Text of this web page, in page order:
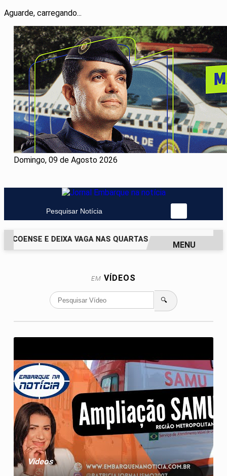
Aguarde, carregando...
Domingo, 09 de Agosto 2026
Pesquisar Notícia
E DEIXA VAGA NAS QUARTAS DA COPA DO BRASIL
MENU
EM VÍDEOS
🔍
Videos